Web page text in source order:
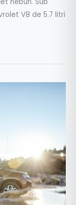
V8 de 5.7 litri